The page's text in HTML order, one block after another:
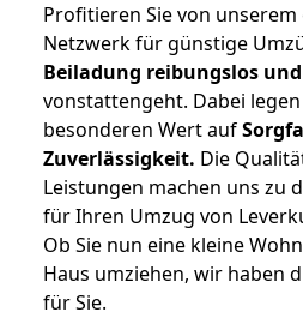
Profitieren Sie von
Netzwerk für günstige
Beiladung reibungslos
vonstattengeht. Dabei
besonderen Wert auf
Zuverlässigkeit. Die
Leistungen machen uns zu
für Ihren Umzug von
Ob Sie nun eine kleine
Haus umziehen, wir haben
für Sie.